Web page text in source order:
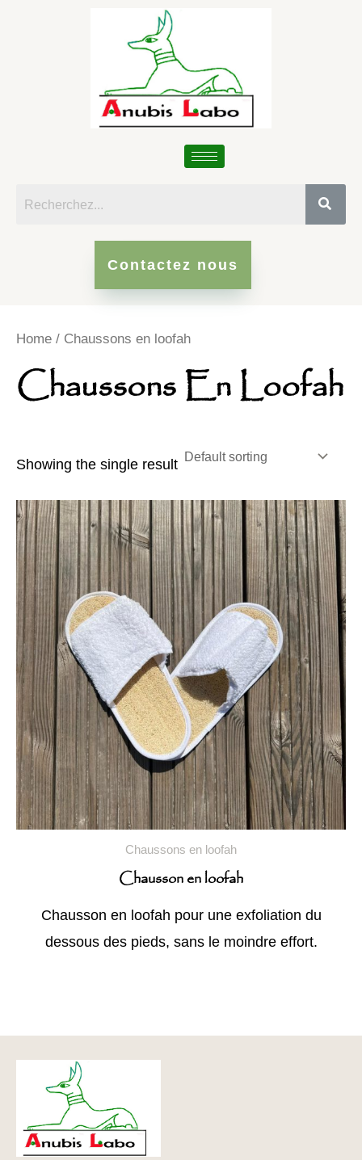
Contactez nous
Home / Chaussons en loofah
Chaussons En Loofah
Showing the single result
Chaussons en loofah
Chausson en loofah
Chausson en loofah pour une exfoliation du
dessous des pieds, sans le moindre effort.